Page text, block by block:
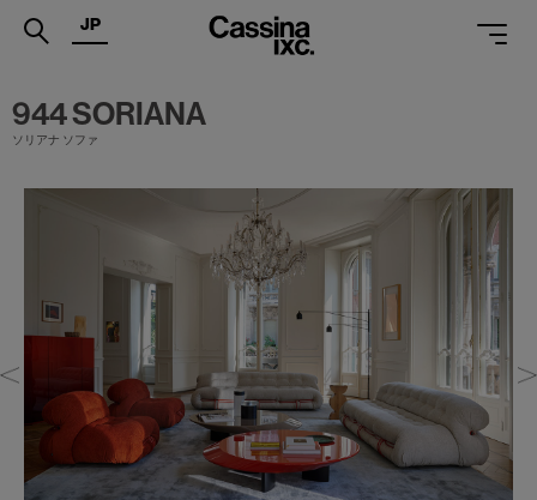
.
PRODUCTS
SERVICES
SUPPORT
SHOPS
CATALOGUES
PROFESSIONAL
JP
944 SORIANA
ソリアナ ソファ